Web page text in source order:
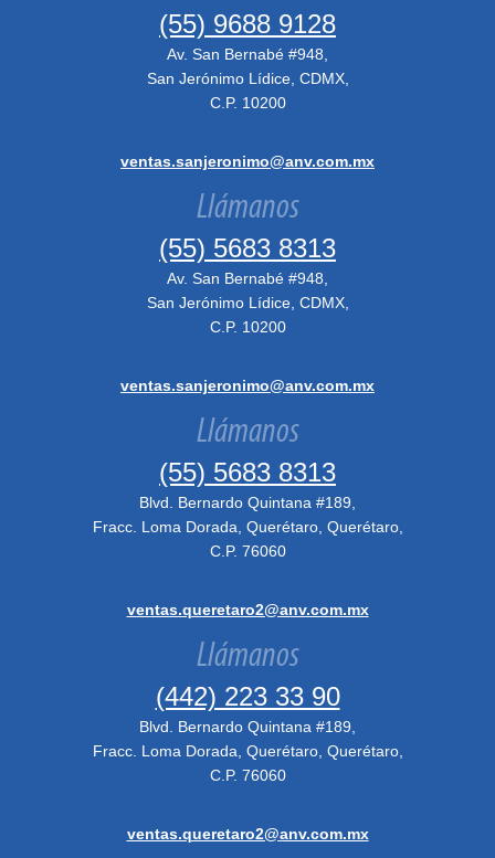
(55) 9688 9128
Av. San Bernabé #948,
San Jerónimo Lídice, CDMX,
C.P. 10200
ventas.sanjeronimo@anv.com.mx
Llámanos
(55) 5683 8313
Av. San Bernabé #948,
San Jerónimo Lídice, CDMX,
C.P. 10200
ventas.sanjeronimo@anv.com.mx
Llámanos
(55) 5683 8313
Blvd. Bernardo Quintana #189,
Fracc. Loma Dorada, Querétaro, Querétaro,
C.P. 76060
ventas.queretaro2@anv.com.mx
Llámanos
(442) 223 33 90
Blvd. Bernardo Quintana #189,
Fracc. Loma Dorada, Querétaro, Querétaro,
C.P. 76060
ventas.queretaro2@anv.com.mx